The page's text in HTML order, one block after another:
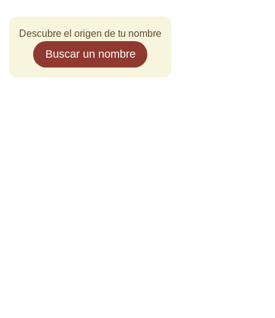
Descubre el origen de tu nombre
Buscar un nombre